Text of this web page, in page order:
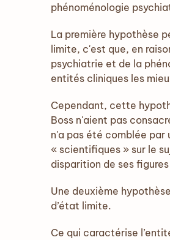
phénoménologie
La première hypothèse
limite, c'est que, en
psychiatrie et de la
entités cliniques les
Cependant, cette
Boss n'aient pas
n'a pas été comblée par
« scientifiques » sur le
disparition de ses
Une deuxième
d’état limite.
Ce qui caractérise